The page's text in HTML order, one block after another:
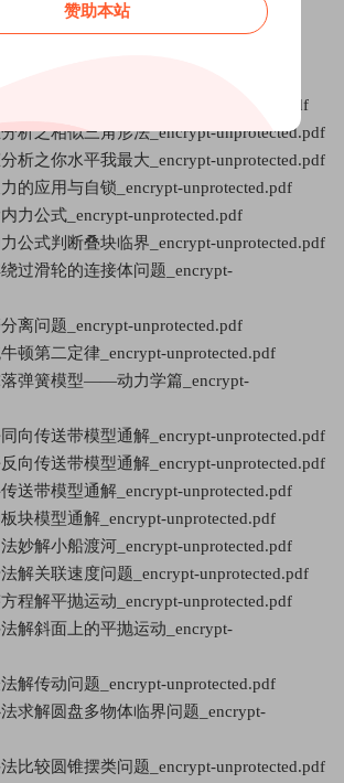
弹簧问题_encrypt-unprotected.pdf
之垂直出最小_encrypt-unprotected.pdf
之相似三角形法_encrypt-unprotected.pdf
之你水平我最大_encrypt-unprotected.pdf
应用与自锁_encrypt-unprotected.pdf
公式_encrypt-unprotected.pdf
式判断叠块临界_encrypt-unprotected.pdf
滑轮的连接体问题_encrypt-
问题_encrypt-unprotected.pdf
第二定律_encrypt-unprotected.pdf
弹簧模型——动力学篇_encrypt-
传送带模型通解_encrypt-unprotected.pdf
传送带模型通解_encrypt-unprotected.pdf
带模型通解_encrypt-unprotected.pdf
模型通解_encrypt-unprotected.pdf
解小船渡河_encrypt-unprotected.pdf
关联速度问题_encrypt-unprotected.pdf
解平抛运动_encrypt-unprotected.pdf
斜面上的平抛运动_encrypt-
传动问题_encrypt-unprotected.pdf
解圆盘多物体临界问题_encrypt-
较圆锥摆类问题_encrypt-unprotected.pdf
赞助本站